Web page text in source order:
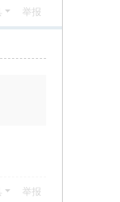
举报
举报